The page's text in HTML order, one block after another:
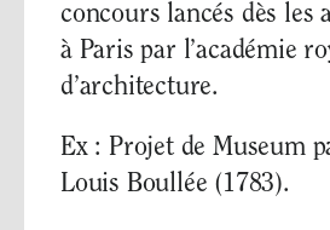
concours lancés dès les
à Paris par l’académie
d’architecture.
Ex : Projet de Museum
Louis Boullée (1783).